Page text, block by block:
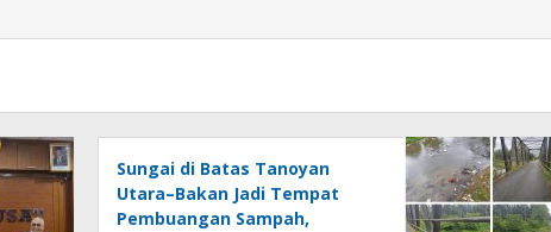
Sungai di Batas Tanoyan
Utara–Bakan Jadi Tempat
Pembuangan Sampah,